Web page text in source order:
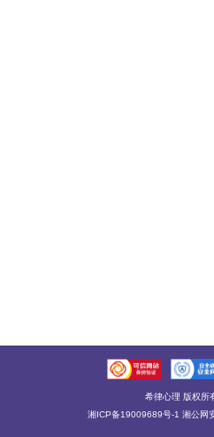
希律心理 版权所
湘ICP备19009689号-1 湘公网